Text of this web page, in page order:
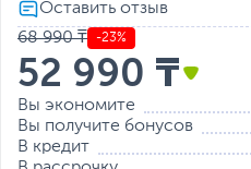
68 990 ₸ -23%
52 990 ₸
Вы экономите
Вы получите бонусов
В кредит